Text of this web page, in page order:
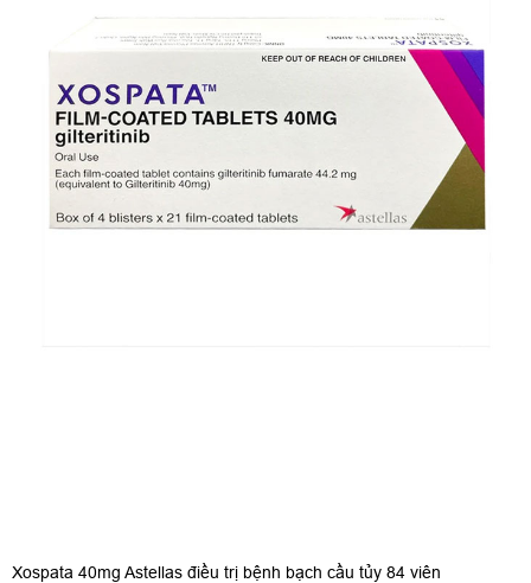
Xospata 40mg Astellas điều trị bệnh bạch cầu tủy 84 viên